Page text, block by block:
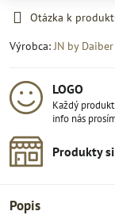
Otázka k
Výrobca:JN by Daiber
LOGO
Každý
info nás
Produkty
Popis